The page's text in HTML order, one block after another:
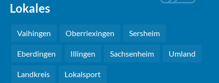
Lokales
Vaihingen Oberriexingen Sersheim
Eberdingen Illingen Sachsenheim Umland
Landkreis Lokalsport